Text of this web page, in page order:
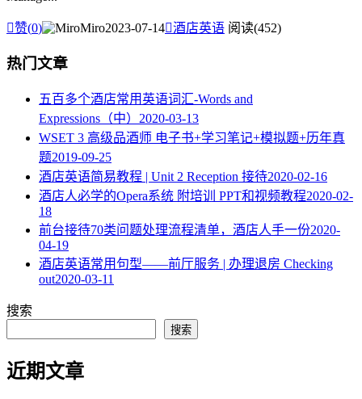
赞(0) Miro2023-07-14酒店英语 阅读(452)
热门文章
五百多个酒店常用英语词汇-Words and
Expressions（中） 2020-03-13
WSET 3 高级品酒师 电子书+学习笔记+模拟题+历年真
题2019-09-25
酒店英语简易教程 | Unit 2 Reception 接待2020-02-16
酒店人必学的Opera系统 附培训 PPT和视频教程2020-02-
18
​前台接待70类问题处理流程清单，酒店人手一份2020-
04-19
酒店英语常用句型——前厅服务 | 办理退房 Checking
out2020-03-11
搜索
搜索
近期文章